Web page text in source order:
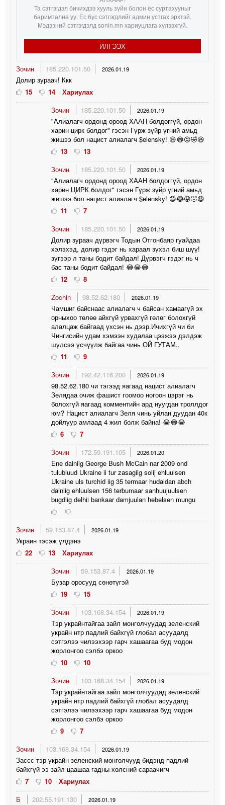
Та сэтгэгдэл бичихдээ хууль зүйн болон ёс суртахууныг
баримтална уу. Ёс бус сэтгэгдлийг админ устгах эрхтэй.
Мэдээний сэтгэгдэлд sonin.mn хариуцлага хүлээхгүй.
ИЛГЭЭХ
Зочин 185.220.101.50 2026.01.19
Долир зураач! Ккк
15
14
Хариулах
Зочин
185.220.101.50 2026.01.19
"Алиалагч ордонд ороод ХААН болдоггүй, ордон
харин цирк болдог" гэсэн Гүрж зүйр үгний амьд
жишээ бол нацист алиалагч $elensky! 😄😂😝🤣😆
13
13
Зочин
185.220.101.50 2026.01.19
"Алиалагч ордонд ороод ХААН болдоггүй, ордон
харин ЦИРК болдог" гэсэн Гүрж зүйр үгний амьд
жишээ бол нацист алиалагч $elensky! 😄😂😝🤣😆
11
7
Зочин
185.220.101.50 2026.01.19
Долир зураач дүрвэгч Тодын Отгонбаяр гуайдаа
хэлэхэд, долир гэдэг нь хараал зүхэл биш шүү!
зүгээр л таны бодит байдал! Дүрвэгч гэдэг нь ч
бас таны бодит байдал! 😂😂😂
12
8
Zochin
98.52.62.180 2026.01.19
Чамшиг байснаас алиалагч ч байсан хамаагүй эх
орныхоо төлөө айхгүй урвахгүй гөлөг болохгүй
алалцаж байгаад үхсэн нь дээр.Ичихгүй чи би
Чингисийн удам хэмээн худалаа цээжээ дэлдэж
шүлсээ үсчүүлж байгаа чинь ОЙ ГУТАМ..
11
9
Зочин
192.42.116.200 2026.01.19
98.52.62.180 чи тэгээд яагаад нацист алиалагч
Зелядаа очиж фашист гоомоо ногоон цэрэг нь
болохгүй яагаад комментийн ард нуугдан троллдог
юм? Нацист алиалагч Зеля чинь уйлан дуудан 40к
дойлуур амлаад 4 жил болж байна! 😂😂😂
6
7
Зочин
172.59.191.105 2026.01.20
Ene dainiig George Bush McCain nar 2009 ond
tulubluud Ukraine ii tur zasagiig solij ehluulsen
Ukraine uls turchid iig 35 termaar hudaldan abch
dainiig ehluulsen 156 terbumaar sanhuujuulsen
bugdiig delhii bankaar damjuulan hebelsen mungu
Зочин 59.153.87.4 2026.01.19
Украин тэсэж үлдэнэ
22
13
Хариулах
Зочин
59.153.87.4 2026.01.19
Бузар оросууд сөнөтүгэй
19
15
Зочин
103.168.34.154 2026.01.19
Тэр украйнтайгаа зайл монголчуудад зеленский
украйн нтр падлий байхгүй глобал асуудалд
сэтгэлээ чилээхээр гарч хашаагаа буд модон
жорлонгоо сэлбэ оркоо
10
10
Зочин
103.168.34.154 2026.01.19
Тэр украйнтайгаа зайл монголчуудад зеленский
украйн нтр падлий байхгүй глобал асуудалд
сэтгэлээ чилээхээр гарч хашаагаа буд модон
жорлонгоо сэлбэ оркоо
9
7
Зочин
103.168.34.154 2026.01.19
Зассс тэр украйн зеленский монголчууд бидэнд падлий
байхгүй ээ зайл цаашаа гадны хөлсний сараачигч
7
10
Хариулах
Б
202.55.191.130 2026.01.19